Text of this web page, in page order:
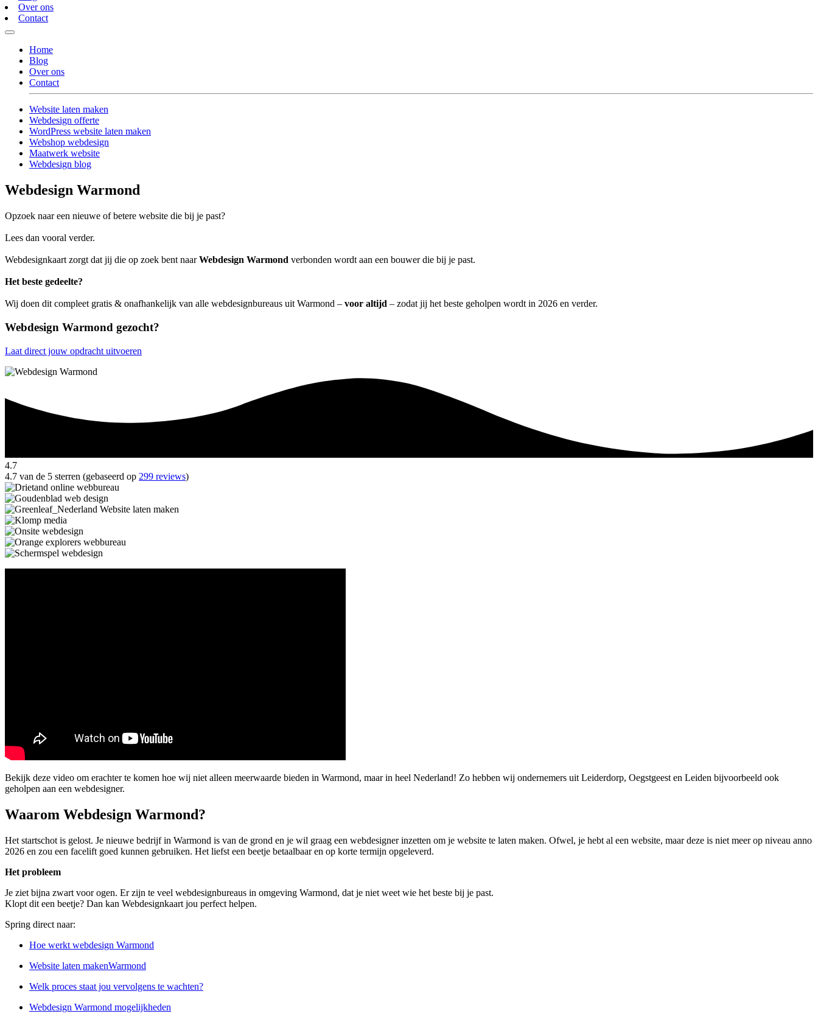
Over ons
Contact
Home
Blog
Over ons
Contact
Website laten maken
Webdesign offerte
WordPress website laten maken
Webshop webdesign
Maatwerk website
Webdesign blog
Webdesign Warmond
Opzoek naar een nieuwe of betere website die bij je past?
Lees dan vooral verder.
Webdesignkaart zorgt dat jij die op zoek bent naarWebdesign Warmond verbonden wordt aan een bouwer die bij je past.
Het beste gedeelte?
Wij doen dit compleet gratis & onafhankelijk van alle webdesignbureaus uit Warmond – voor altijd – zodat jij het beste geholpen wordt in 2026 en verder.
Webdesign Warmond gezocht?
Laat direct jouw opdracht uitvoeren
4.7
4.7 van de 5 sterren (gebaseerd op 299 reviews)
Bekijk deze video om erachter te komen hoe wij niet alleen meerwaarde bieden in Warmond, maar in heel Nederland! Zo hebben wij ondernemers uit Leiderdorp, Oegstgeest en Leiden bijvoorbeeld ook
geholpen aan een webdesigner.
Waarom Webdesign Warmond?
Het startschot is gelost. Je nieuwe bedrijf in Warmond is van de grond en je wil graag een webdesigner inzetten om je website te laten maken. Ofwel, je hebt al een website, maar deze is niet meer op niveau anno
2026 en zou een facelift goed kunnen gebruiken. Het liefst een beetje betaalbaar en op korte termijn opgeleverd.
Het probleem
Je ziet bijna zwart voor ogen. Er zijn te veel webdesignbureaus in omgeving Warmond, dat je niet weet wie het beste bij je past.
Klopt dit een beetje? Dan kan Webdesignkaart jou perfect helpen.
Spring direct naar:
Hoe werkt webdesign Warmond
Website laten makenWarmond
Welk proces staat jou vervolgens te wachten?
Webdesign Warmond mogelijkheden